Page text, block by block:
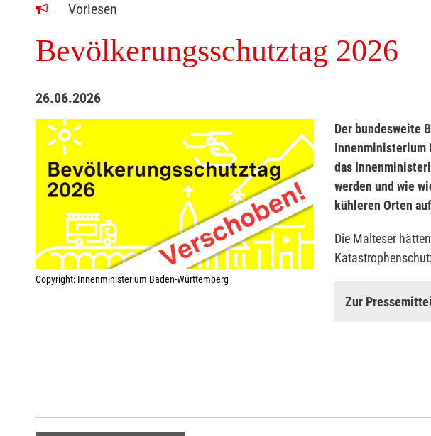
Vorlesen
Bevölkerungsschutztag 2026
26.06.2026
Copyright: Innenministerium Baden-Württemberg
Der bundesweite
Innenministerium
das
werden und wie
kühleren Orten
Die Malteser
Zur